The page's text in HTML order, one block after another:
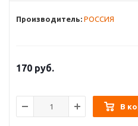
Производитель: РОССИЯ
170 руб.
В